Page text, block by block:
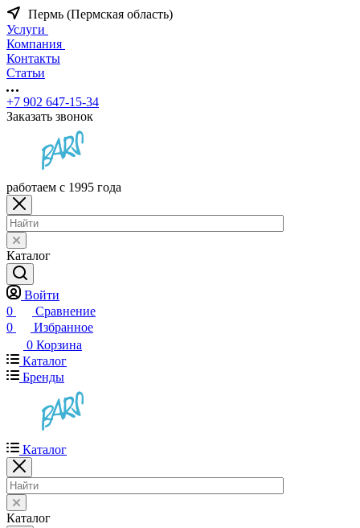
Пермь (Пермская область)
Услуги
Компания
Контакты
Статьи
+7 902 647-15-34
Заказать звонок
работаем с 1995 года
Каталог
Войти
0
Сравнение
0
Избранное
0 Корзина
Каталог
Бренды
Каталог
Каталог